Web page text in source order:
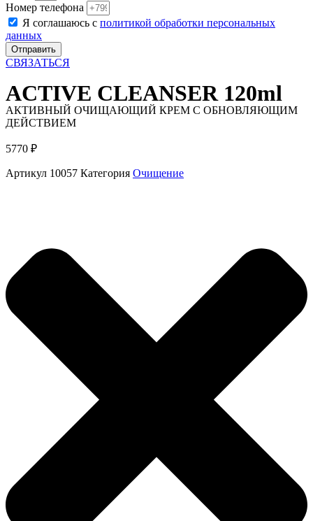
Номер телефона
Я соглашаюсь с политикой обработки персональных
данных
Отправить
СВЯЗАТЬСЯ
ACTIVE CLEANSER 120ml
АКТИВНЫЙ ОЧИЩАЮЩИЙ КРЕМ С ОБНОВЛЯЮЩИМ
ДЕЙСТВИЕМ
5770 ₽
Артикул 10057 Категория Очищение